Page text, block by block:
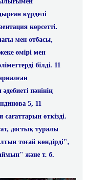
күрделі
көрсетті.
мен отбасы,
өмірі мен
білді. 11
пәнінің
5, 11
өткізді.
достық туралы
тоғай көндірді",
және т. б.